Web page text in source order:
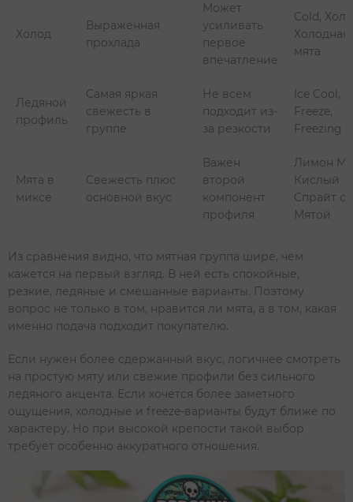
Холод
Выраженная
прохлада
Может
усиливать
первое
впечатление
Cold,
Холодная
мята
Ледяной
профиль
Самая яркая
свежесть в
группе
Не всем
подходит из-
за резкости
Ice Cool,
Freeze,
Freezing
Мята в
миксе
Свежесть плюс
основной вкус
Важен
второй
компонент
профиля
Лимон
Кислый
Спрайт с
Мятой
Из сравнения видно, что мятная группа шире, чем
кажется на первый взгляд. В ней есть спокойные,
резкие, ледяные и смешанные варианты. Поэтому
вопрос не только в том, нравится ли мята, а в том, какая
именно подача подходит покупателю.
Если нужен более сдержанный вкус, логичнее смотреть
на простую мяту или свежие профили без сильного
ледяного акцента. Если хочется более заметного
ощущения, холодные и freeze-варианты будут ближе по
характеру. Но при высокой крепости такой выбор
требует особенно аккуратного отношения.